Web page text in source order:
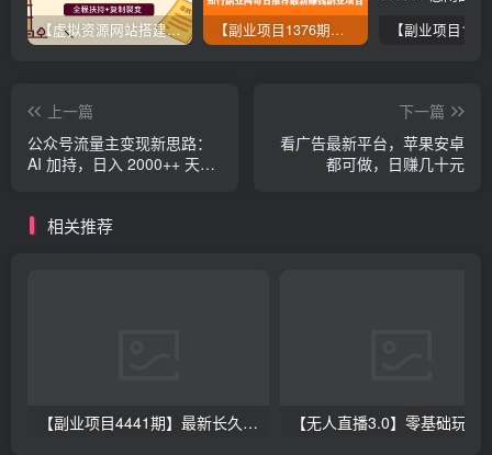
【虚拟资源网站搭建服务】加盟本站系统，做一个和本站一样的独立网站，躺赚的项目 【副业项目1376期】龟课最新闲鱼项目玩法实战教程_全新升级月收益几千到几万
上一篇
公众号流量主变现新思路：
AI 加持，日入 2000++ 天天
下一篇
看广告最新平台，苹果安卓
都可做，日赚几十元
相关推荐
【副业项目4441期】最新长久稳定暴利项目，运费险全新玩法，日赚1000（包含详细教程，全程指导）